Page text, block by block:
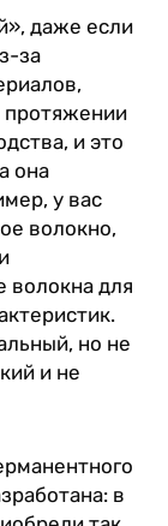
даже если
за
протяжении
и это
она
у вас
волокно,
волокна для
но не
и не
в